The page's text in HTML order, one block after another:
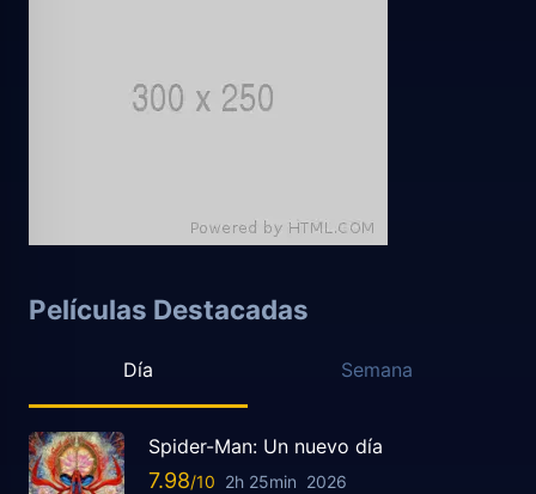
Películas Destacadas
Día Semana
Spider-Man: Un nuevo día
7.98 2h 25min 2026